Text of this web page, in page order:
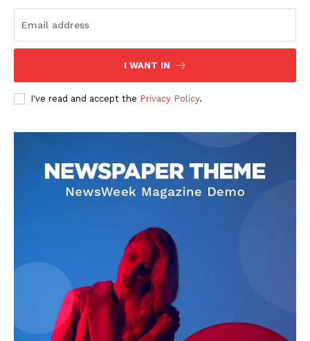
DOWNLOAD NOW
AIN NEWS 1
Contact Us
About Us
Privacy Policy
Terms of Use Agreement
I WANT IN
I've read and accept the Privacy Policy.